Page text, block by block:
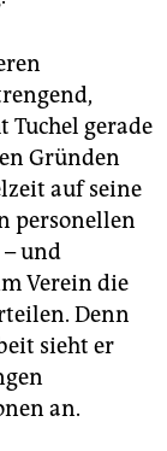
Tuchel gerade
Gründen
auf seine
personellen
und
Verein die
Denn
sieht er
an.